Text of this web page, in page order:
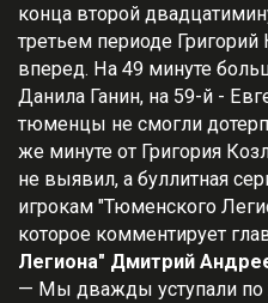
конца второй
третьем периоде
вперед. На 49 минуте
Данила Ганин, на 59-й -
тюменцы не смогли
же минуте от Григория
не выявил, а буллитная
игрокам "Тюменского
которое комментирует
Легиона" Дмитрий
— Мы дважды уступали по